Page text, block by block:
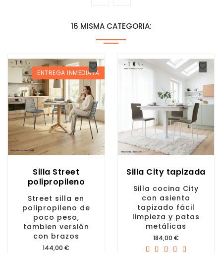
16 MISMA CATEGORIA:
ENTREGA INMEDIATA
Silla Street
polipropileno
Street silla en
polipropileno de
poco peso,
tambien versión
con brazos
Precio
144,00 €
Silla City tapizada
Silla cocina City
con asiento
tapizado fácil
limpieza y patas
metálicas
Precio
184,00 €